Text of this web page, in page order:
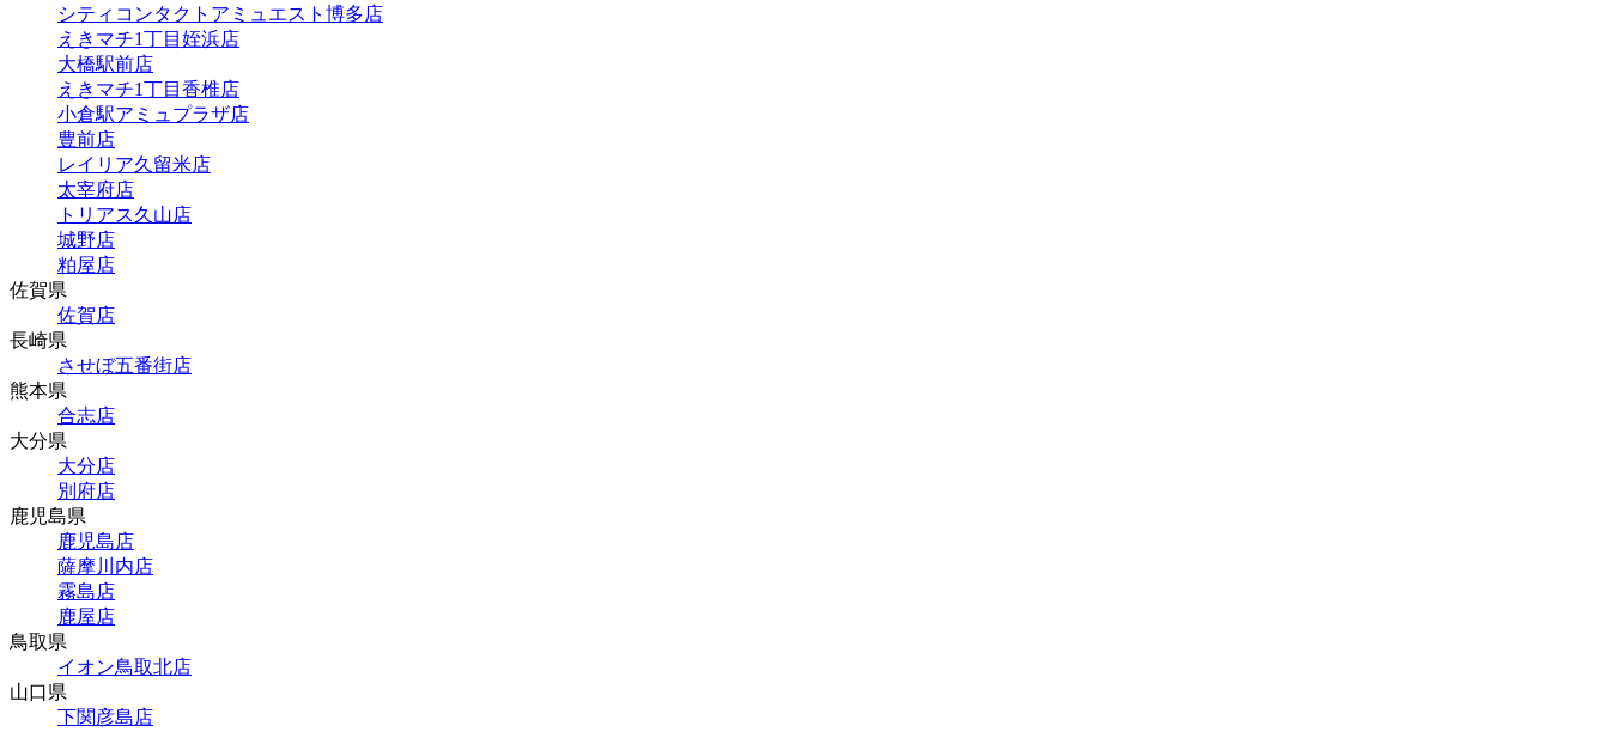
シティコンタクトアミュエスト博多店
えきマチ1丁目姪浜店
大橋駅前店
えきマチ1丁目香椎店
小倉駅アミュプラザ店
豊前店
レイリア久留米店
太宰府店
トリアス久山店
城野店
粕屋店
佐賀県
佐賀店
長崎県
させぼ五番街店
熊本県
合志店
大分県
大分店
別府店
鹿児島県
鹿児島店
薩摩川内店
霧島店
鹿屋店
鳥取県
イオン鳥取北店
山口県
下関彦島店